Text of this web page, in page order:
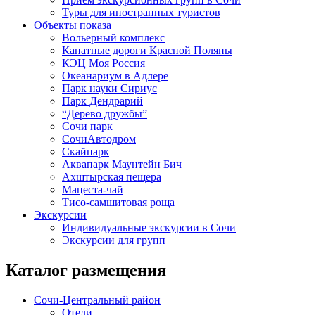
Туры для иностранных туристов
Объекты показа
Вольерный комплекс
Канатные дороги Красной Поляны
КЭЦ Моя Россия
Океанариум в Адлере
Парк науки Сириус
Парк Дендрарий
“Дерево дружбы”
Сочи парк
СочиАвтодром
Скайпарк
Аквапарк Маунтейн Бич
Ахштырская пещера
Мацеста-чай
Тисо-самшитовая роща
Экскурсии
Индивидуальные экскурсии в Сочи
Экскурсии для групп
Каталог размещения
Сочи-Центральный район
Отели